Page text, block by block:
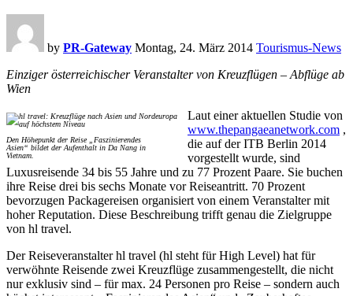
by PR-Gateway Montag, 24. März 2014 Tourismus-News
Einziger österreichischer Veranstalter von Kreuzflügen – Abflüge ab
Wien
Den Höhepunkt der Reise „Faszinierendes
Asien“ bildet der Aufenthalt in Da Nang in
Vietnam.
Laut einer aktuellen Studie von
www.thepangaeanetwork.com ,
die auf der ITB Berlin 2014
vorgestellt wurde, sind
Luxusreisende 34 bis 55 Jahre und zu 77 Prozent Paare. Sie buchen
ihre Reise drei bis sechs Monate vor Reiseantritt. 70 Prozent
bevorzugen Packagereisen organisiert von einem Veranstalter mit
hoher Reputation. Diese Beschreibung trifft genau die Zielgruppe
von hl travel.
Der Reiseveranstalter hl travel (hl steht für High Level) hat für
verwöhnte Reisende zwei Kreuzflüge zusammengestellt, die nicht
nur exklusiv sind – für max. 24 Personen pro Reise – sondern auch